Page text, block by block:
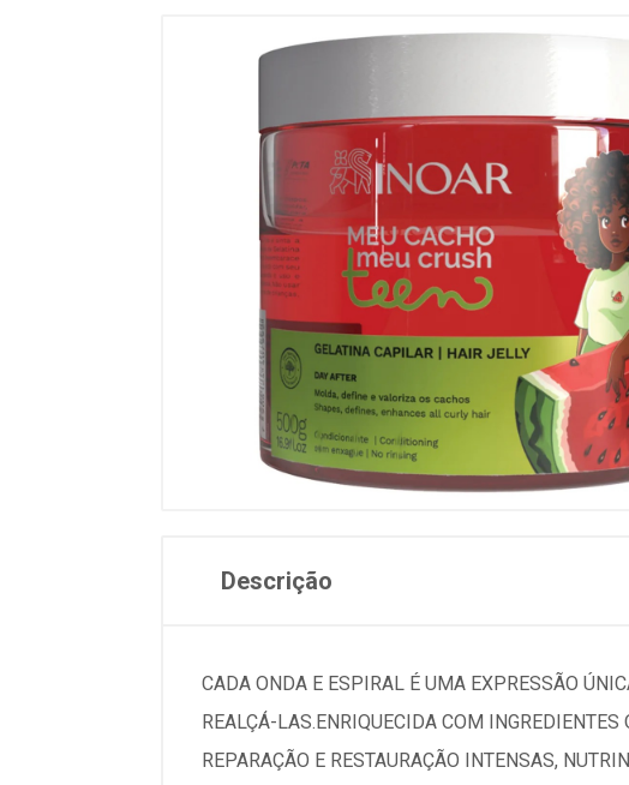
Descrição
CADA ONDA E ESPIRAL É UMA EXPRESSÃO
REALÇÁ-LAS.ENRIQUECIDA COM
REPARAÇÃO E RESTAURAÇÃO INTENSAS,